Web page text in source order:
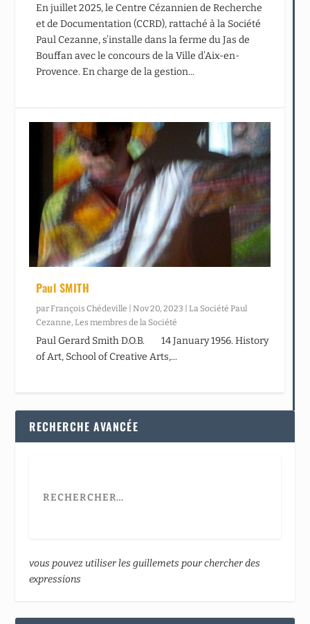
En juillet 2025, le Centre Cézannien de Recherche
et de Documentation (CCRD), rattaché à la Société
Paul Cezanne, s’installe dans la ferme du Jas de
Bouffan avec le concours de la Ville d’Aix-en-
Provence. En charge de la gestion...
Paul SMITH
par François Chédeville Nov 20, 2023
La Société Paul
Cezanne Les membres de la Société
Paul Gerard Smith D.O.B. 14 January 1956. History
of Art, School of Creative Arts,...
RECHERCHE AVANCÉE
vous pouvez utiliser les guillemets pour chercher des
expressions